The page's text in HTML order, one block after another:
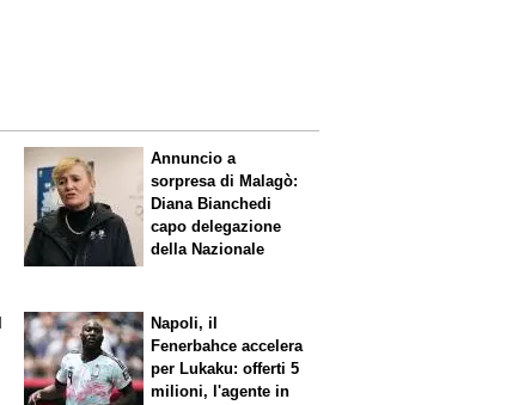
Annuncio a
sorpresa di Malagò:
Diana Bianchedi
capo delegazione
della Nazionale
Napoli, il
Fenerbahce accelera
per Lukaku: offerti 5
milioni, l'agente in